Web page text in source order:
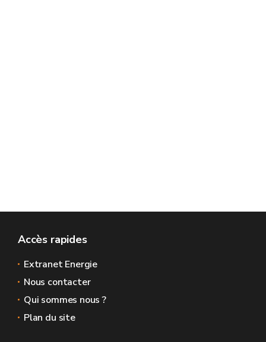
Accès rapides
Extranet Energie
Nous contacter
Qui sommes nous ?
Plan du site